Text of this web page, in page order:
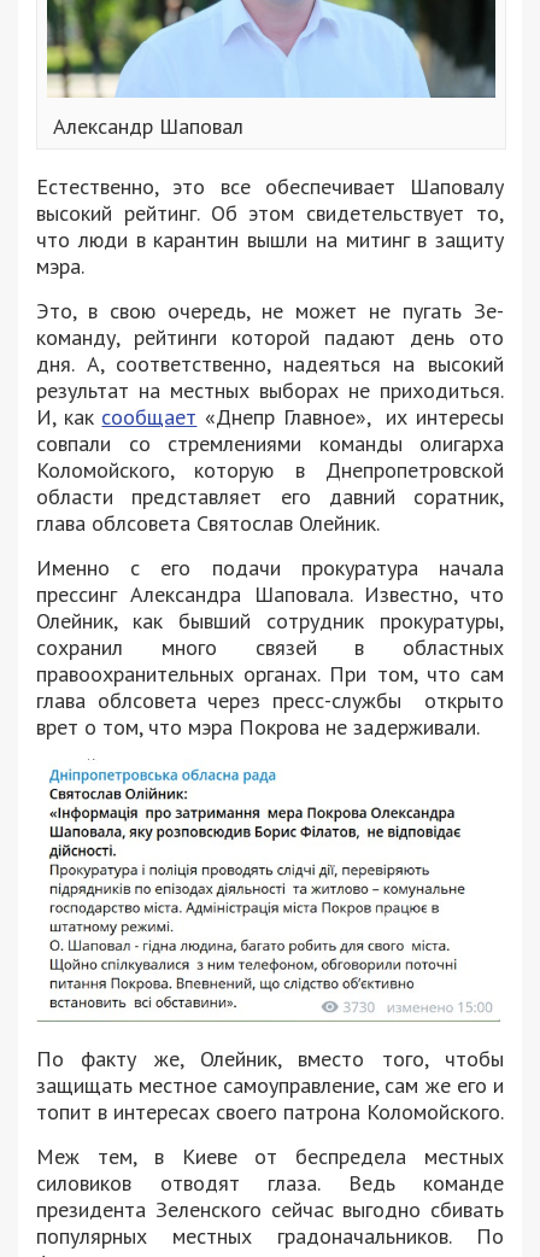
Александр Шаповал
Естественно, это все обеспечивает Шаповалу
высокий рейтинг. Об этом свидетельствует то,
что люди в карантин вышли на митинг в защиту
мэра.
Это, в свою очередь, не может не пугать Зе-
команду, рейтинги которой падают день ото
дня. А, соответственно, надеяться на высокий
результат на местных выборах не приходиться.
И, как сообщает «Днепр Главное», их интересы
совпали со стремлениями команды олигарха
Коломойского, которую в Днепропетровской
области представляет его давний соратник,
глава облсовета Святослав Олейник.
Именно с его подачи прокуратура начала
прессинг Александра Шаповала. Известно, что
Олейник, как бывший сотрудник прокуратуры,
сохранил много связей в областных
правоохранительных органах. При том, что сам
глава облсовета через пресс-службы открыто
врет о том, что мэра Покрова не задерживали.
По факту же, Олейник, вместо того, чтобы
защищать местное самоуправление, сам же его и
топит в интересах своего патрона Коломойского.
Меж тем, в Киеве от беспредела местных
силовиков отводят глаза. Ведь команде
президента Зеленского сейчас выгодно сбивать
популярных местных градоначальников. По